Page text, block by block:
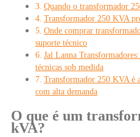
Quando o transformador
Transformador 250 KVA
Onde comprar
suporte técnico
Jal Lanna
técnicas sob medida
Transformador 250 KVA é
com alta demanda
O que é um
kVA?